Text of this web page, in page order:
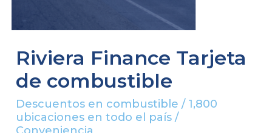
Riviera Finance Tarjeta
de combustible
Descuentos en combustible / 1,800
ubicaciones en todo el país /